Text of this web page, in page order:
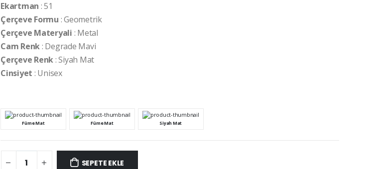
Ekartman : 51
Çerçeve Formu : Geometrik
Çerçeve Materyali : Metal
Cam Renk: Degrade Mavi
Çerçeve Renk: Siyah Mat
Cinsiyet : Unisex
Füme Mat Füme Mat Siyah Mat
SEPETE EKLE